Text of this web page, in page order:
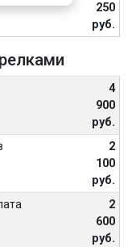
250
руб.
4
900
руб.
2
100
руб.
2
600
руб.